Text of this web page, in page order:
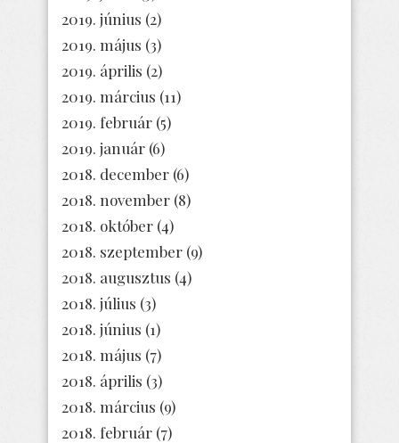
2019. június (2)
2019. május (3)
2019. április (2)
2019. március (11)
2019. február (5)
2019. január (6)
2018. december (6)
2018. november (8)
2018. október (4)
2018. szeptember (9)
2018. augusztus (4)
2018. július (3)
2018. június (1)
2018. május (7)
2018. április (3)
2018. március (9)
2018. február (7)